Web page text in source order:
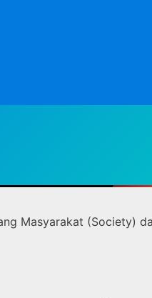
Masyarakat (Society)